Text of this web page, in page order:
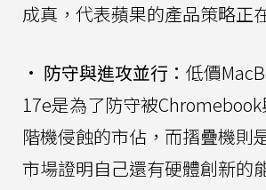
成真，代表蘋果的產品策略正
• 防守與進攻並行： 低價
17e是為了防守被
階機侵蝕的市佔，而摺疊機則
市場證明自己還有硬體創新的